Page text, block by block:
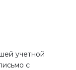
учетной
с